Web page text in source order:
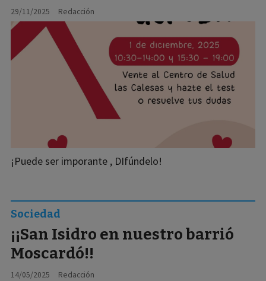
Redacción
29/11/2025
¡Puede ser imporante , DIfúndelo!
¡¡San Isidro en nuestro barrió
Moscardó!!
Redacción
Sociedad
14/05/2025